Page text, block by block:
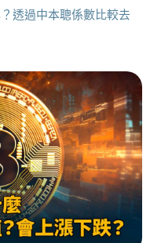
透過中本聰係數比較去